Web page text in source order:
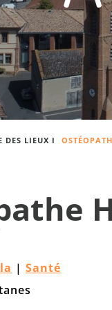
DES LIEUX I
| Santé